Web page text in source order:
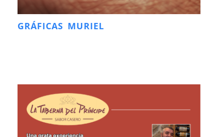
GRÁFICAS MURIEL